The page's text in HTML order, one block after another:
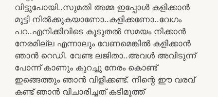
വിട്ടുപോയി..സുമതി അമ്മ ഇപ്പോൾ കളിക്കാൻ
മുട്ടി നിൽക്കുകയാണോ..കളിക്കണോ..വേഗം
പറ..എനിക്കിവിടെ കൂടുതൽ സമയം നിക്കാൻ
നേരമില്ല എന്നാലും വേണമെങ്കിൽ കളിക്കാൻ
ഞാൻ റെഡി. വേണ്ട ലജിതാ..അവൾ അവിടുന്ന്
പോന്ന് കാണും കുറച്ചു നേരം കൊണ്ട്
ഇങ്ങെത്തും ഞാൻ വിളിക്കണ്ട്. നിന്റെ ഈ വരവ്
കണ്ട് ഞാൻ വിചാരിച്ചത് കടിമൂത്ത്